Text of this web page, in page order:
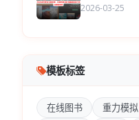
2026-03-25
模板标签
在线图书 重力模拟